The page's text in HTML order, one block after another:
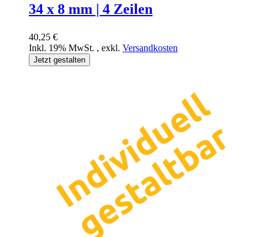
34 x 8 mm | 4 Zeilen
40,25 €
Inkl. 19% MwSt. , exkl. Versandkosten
Jetzt gestalten